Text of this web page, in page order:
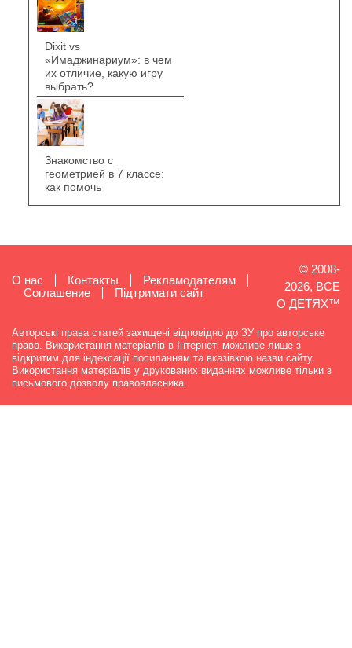
Dixit vs
«Имаджинариум»: в чем
их отличие, какую игру
выбрать?
Знакомство с
геометрией в 7 классе:
как помочь
О нас Контакты
Рекламодателям
Cоглашение
Підтримати сайт
© 2008-
2026, ВСЕ
О ДЕТЯХ™
Авторські права статей захищені відповідно до ЗУ про авторське
право. Використання матеріалів в Інтернеті можливе лише з
відкритим для індексації посиланням та вказівкою назви сайту.
Використання матеріалів у друкованих виданнях можливе тільки з
письмового дозволу правовласника.